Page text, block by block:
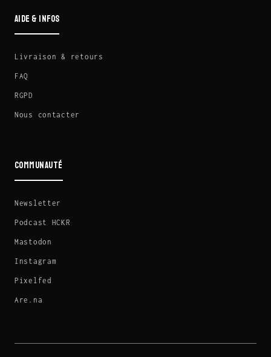
AIDE & INFOS
Livraison & retours
FAQ
RGPD
Nous contacter
COMMUNAUTÉ
Newsletter
Podcast HCKR
Mastodon
Instagram
Pixelfed
Are.na